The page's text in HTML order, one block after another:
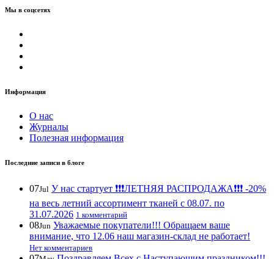
Мы в соцсетях
Информация
О нас
Журналы
Полезная информация
Последние записи в блоге
07Jul У нас стартует ❗️❗️❗️ЛЕТНЯЯ РАСПРОДАЖА❗️❗️❗️ -20%
на весь летний ассортимент тканей с 08.07. по
31.07.2026 1 комментарий
08Jun Уважаемые покупатели!!! Обращаем ваше
внимание, что 12.06 наш магазин-склад не работает!
Нет комментариев